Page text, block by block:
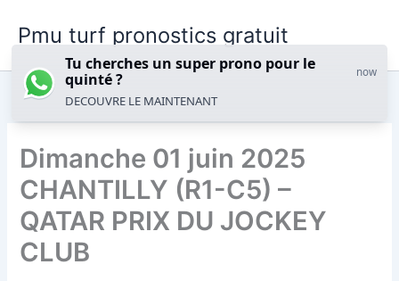
Pmu turf pronostics gratuit
Dimanche 01 juin 2025
CHANTILLY (R1-C5) –
QATAR PRIX DU JOCKEY
CLUB
Tu cherches un super prono pour le
quinté ?
now
DECOUVRE LE MAINTENANT